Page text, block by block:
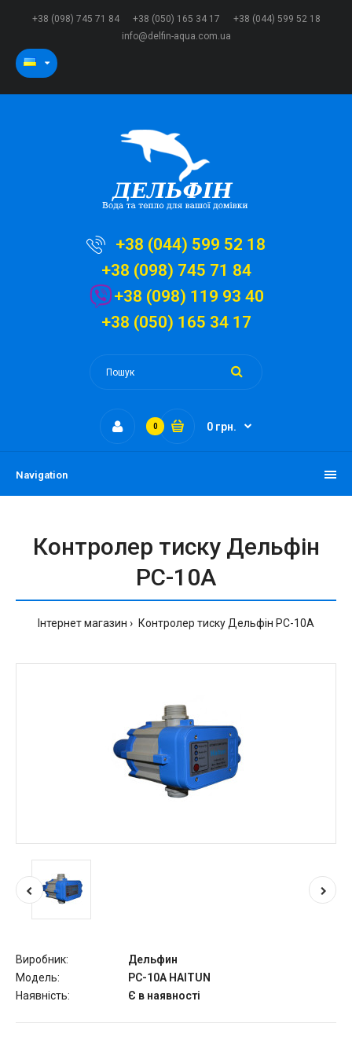
+38 (098) 745 71 84 +38 (050) 165 34 17
+38 (044) 599 52 18
info@delfin-aqua.com.ua
+38 (044) 599 52 18
+38 (098) 745 71 84
+38 (098) 119 93 40
+38 (050) 165 34 17
0 0 грн.
Navigation
Контролер тиску Дельфін
PC-10A
Інтернет магазин Контролер тиску Дельфін PC-10A
Виробник:
Дельфин
Модель:
PC-10A HAITUN
Наявність:
Є в наявності